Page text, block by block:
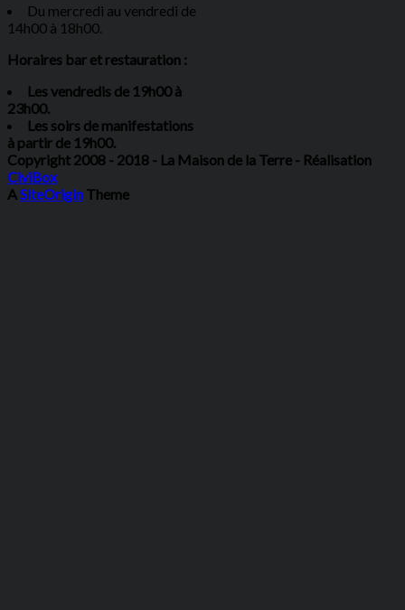
Du mercredi au vendredi de
14h00 à 18h00.
Horaires bar et restauration :
Les vendredis de 19h00 à
23h00.
Les soirs de manifestations
à partir de 19h00.
Copyright 2008 - 2018 - La Maison de la Terre - Réalisation
CiviBox
ASiteOrigin Theme